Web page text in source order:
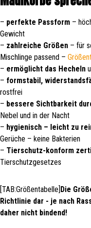
– perfekte Passform –
Gewicht
– zahlreiche Größen – für
Mischlinge passend –
– ermöglicht das Hecheln
– formstabil,
rostfrei
– bessere Sichtbarkeit
Nebel und in der Nacht
– hygienisch – leicht zu
Gerüche – keine Bakterien
– Tierschutz-konform
Tierschutzgesetzes
[TAB:Größentabelle]Die
Richtlinie dar - je nach
daher nicht bindend!